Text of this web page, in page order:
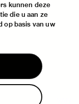
kunnen deze
die u aan ze
op basis van uw